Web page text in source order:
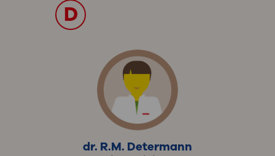
D
dr. R.M. Determann